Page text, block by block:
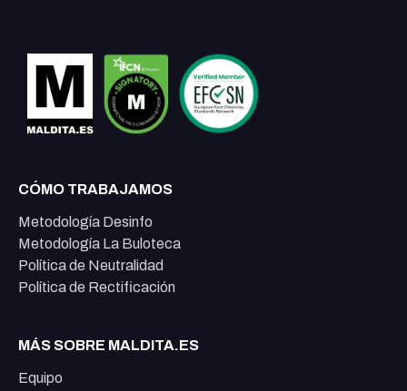
CÓMO TRABAJAMOS
Metodología Desinfo
Metodología La Buloteca
Política de Neutralidad
Política de Rectificación
MÁS SOBRE MALDITA.ES
Equipo